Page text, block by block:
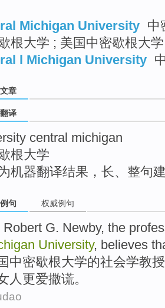
Michigan University 中
根大学 ; 美国中密歇根大学
l Michigan University
章
译
central michigan
根大学
机器翻译结果，长、整句
句 权威例句
Robert G. Newby, the
University, believes
中密歇根大学的社会学教授
人更爱撒谎。